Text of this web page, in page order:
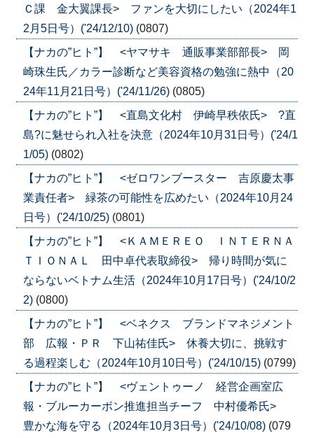
Ｃ課 金大翼課長> ファンを大切にしたい（2024年1
2月5日号）('24/12/10) (0807)
【ナカの”ヒト”】 <ヤマサキ 通販事業部部長> 岡
崎珠生氏／カラー診断など美容資格の勉強に熱中（20
24年11月21日号）('24/11/26) (0805)
【ナカの”ヒト”】 <直島文化村 伊崎早秩依氏> ?直
島?に魅せられ入社を決意（2024年10月31日号）('24/1
1/05) (0802)
【ナカの”ヒト”】 <ゼロワンブースター 吉原慶太事
業責任者> 緑茶の可能性を広めたい（2024年10月24
日号）('24/10/25) (0801)
【ナカの”ヒト”】 <ＫＡＭＥＲＥＯ ＩＮＴＥＲＮＡ
ＴＩＯＮＡＬ 田中卓代表取締役> 帰り時間が気に
ならないベトナム生活（2024年10月17日号）('24/10/2
2) (0800)
【ナカの”ヒト”】 <ベネクス ブランドマネジメント
部 広報・ＰＲ 下山祐佳氏> 休養大切に、挑戦す
る過程楽しむ（2024年10月10日号）('24/10/15) (0799)
【ナカの”ヒト”】 <ヴェントゥーノ 経営企画室広
報・ブルーカーボン推進担当チーフ 中村優希氏>
豊かな海を守る（2024年10月3日号）('24/10/08) (079